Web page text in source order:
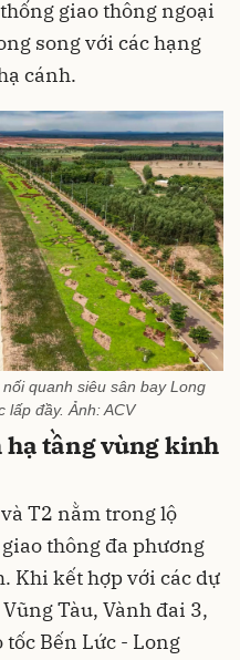
giao thông ngoại
song với các hạng
cánh.
quanh siêu sân bay Long
lấp đầy. Ảnh: ACV
tầng vùng kinh
T2 nằm trong lộ
thông đa phương
Khi kết hợp với các dự
Tàu, Vành đai 3,
tốc Bến Lức - Long